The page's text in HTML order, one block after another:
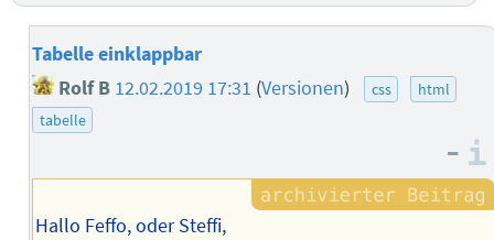
Tabelle einklappbar
Rolf B 12.02.2019 17:31 (Versionen) css
html
tabelle
–
Hallo Feffo, oder Steffi,